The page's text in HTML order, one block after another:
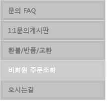
문의 FAQ
1:1문의게시판
환불/반품/교환
비회원 주문조회
오시는길